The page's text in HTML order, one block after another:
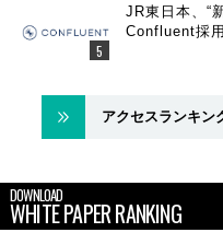
JR東日本、“
Confluent採用
アクセスランキン
DOWNLOAD
WHITE PAPER RANKING